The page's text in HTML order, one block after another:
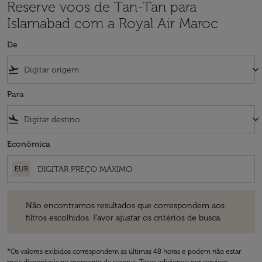
Reserve voos de Tan-Tan para
Islamabad com a Royal Air Maroc
De
flight_takeoff keyboard_arrow_down
Para
flight_land keyboard_arrow_down
Econômica
EUR
Não encontramos resultados que correspondem aos
filtros escolhidos. Favor ajustar os critérios de busca.
*Os valores exibidos correspondem às últimas 48 horas e podem não estar